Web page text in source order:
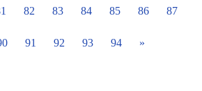
82 83 84 85 86 87
91 92 93 94 »